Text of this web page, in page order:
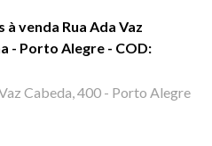
venda Rua Ada Vaz
- Porto Alegre - COD:
Cabeda, 400 - Porto Alegre